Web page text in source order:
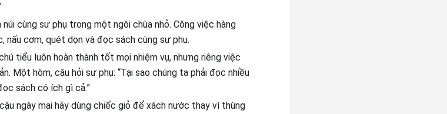
cùng sư phụ trong một ngôi chùa nhỏ. Công việc hàng
nấu cơm, quét dọn và đọc sách cùng sư phụ.
tiểu luôn hoàn thành tốt mọi nhiệm vụ, nhưng riêng việc
Một hôm, cậu hỏi sư phụ: “Tại sao chúng ta phải đọc nhiều
sách có ích gì cả.”
ngày mai hãy dùng chiếc giỏ để xách nước thay vì thùng